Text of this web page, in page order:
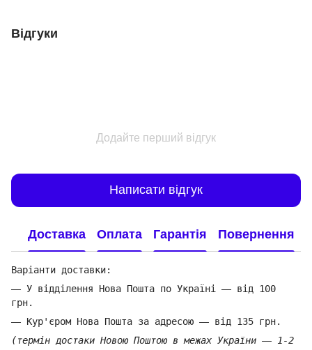
Відгуки
Додайте перший відгук
Написати відгук
Доставка Оплата Гарантія Повернення
Варіанти доставки:
— У відділення Нова Пошта по Україні — від 100
грн.
— Кур'єром Нова Пошта за адресою — від 135 грн.
(термін достаки Новою Поштою в межах України — 1-2